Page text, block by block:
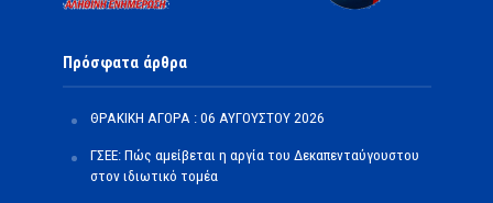
Πρόσφατα άρθρα
ΘΡΑΚΙΚΗ ΑΓΟΡΑ : 06 ΑΥΓΟΥΣΤΟΥ 2026
ΓΣΕΕ: Πώς αμείβεται η αργία του Δεκαπενταύγουστου
στον ιδιωτικό τομέα